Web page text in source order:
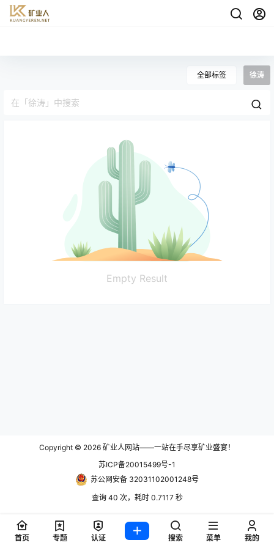
全部标签 徐涛
Empty Result
Copyright © 2026 矿业人网站——一站在手尽享矿业盛宴！
苏ICP备20015499号-1
苏公网安备 32031102001248号
查询 40 次，耗时 0.7117 秒
首页 专题 认证 搜索 菜单 我的